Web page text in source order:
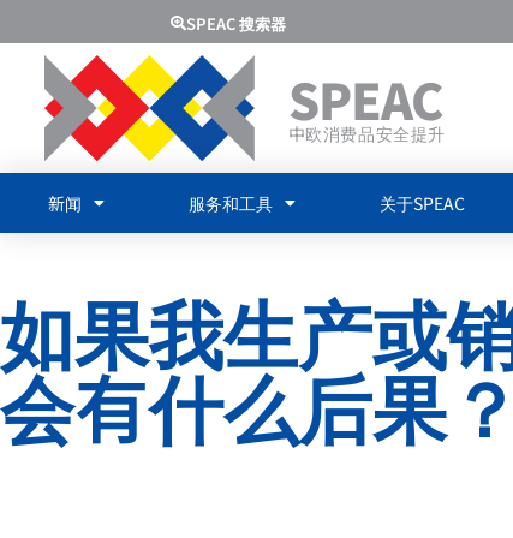
SPEAC 搜索器
SPEAC
中欧消费品安全提升
新闻 服务和工具 关于SPEAC
如果我生产或
会有什么后果